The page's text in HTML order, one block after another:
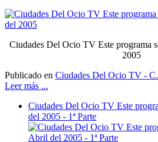
Ciudades Del Ocio TV Este programa
2005
Publicado en Ciudades Del Ocio TV -
Leer más ...
Ciudades Del Ocio TV Este
del 2005 - 1ª Parte